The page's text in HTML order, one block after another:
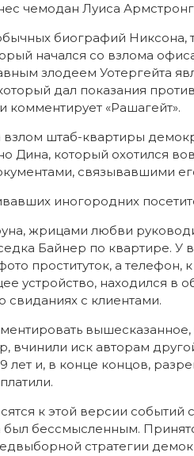
чемодан Луиса
биографий Никсона,
начался со взлома
злодеем Уотергейта
дал показания
комментирует «Рашагейт».
взлом штаб-квартиры
Дина, который охотился
связывавшими
иногородних
жрицами любви
Байнер по квартире. У
проституток, а
устройство, находился в
свиданиях с клиентами.
вчинили иск авторам
лет и, в конце концов,
к этой версии событий
был бессмысленным.
стратегии